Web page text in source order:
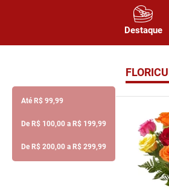
Até R$ 99,99
De R$ 100,00 a R$ 199,99
De R$ 200,00 a R$ 299,99
Destaque